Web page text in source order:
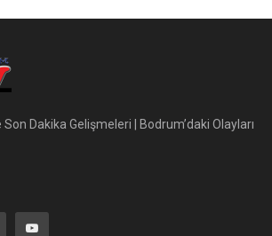
Dakika Gelişmeleri | Bodrum’daki Olayları